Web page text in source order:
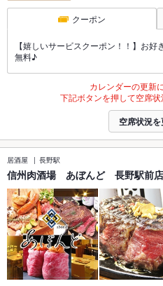
クーポン
【嬉しいサービスクーポン！！】お
無料♪
カレンダーの更新
下記ボタンを押して空席状
空席状況
居酒屋 長野駅
信州肉酒場 あぼんど 長野駅前店